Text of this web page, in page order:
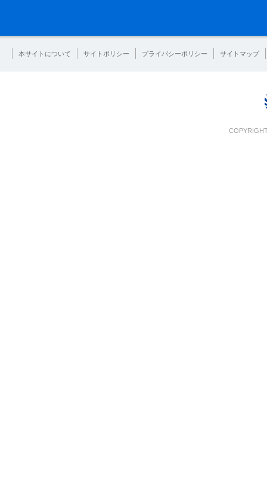
本サイトについて サイトポリシー プライバシーポリシー サイトマップ